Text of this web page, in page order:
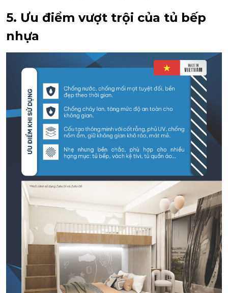
5. Ưu điểm vượt trội của tủ bếp
nhựa